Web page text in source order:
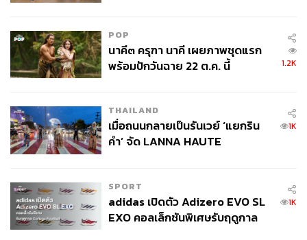
POP
นาคี๓ ครุฑา นาคี เผยภาพชุดแรก
พร้อมปักวันฉาย 22 ต.ค. นี้
1.2K
THAILAND
เมื่อถนนกลายเป็นรันเวย์ ‘แยกริน
คำ’ จัด LANNA HAUTE
1K
SPORT
adidas เปิดตัว Adizero EVO SL
EXO คอลเล็กชันพิเศษรับฤดูกาล
1K